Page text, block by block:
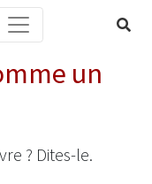
un
? Dites-le.